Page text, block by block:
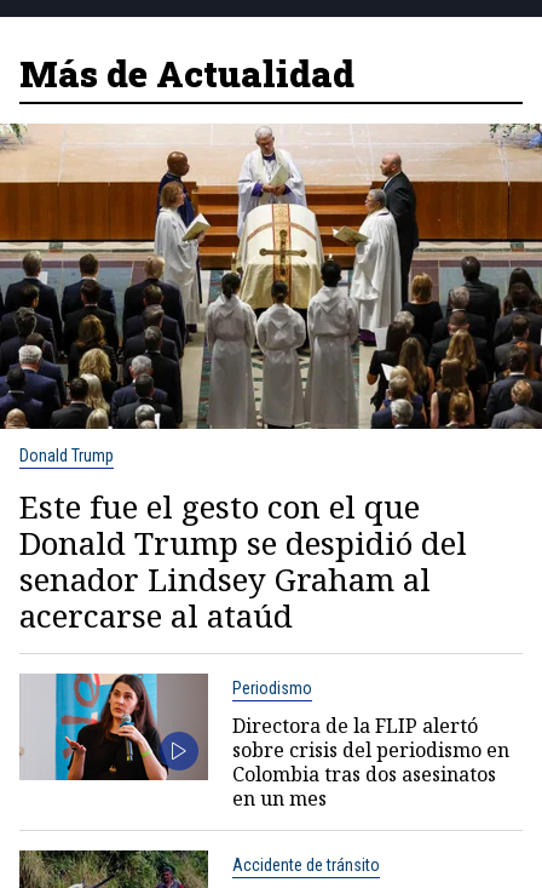
Más de Actualidad
Donald Trump
Este fue el gesto con el que
Donald Trump se despidió del
senador Lindsey Graham al
acercarse al ataúd
Periodismo
Directora de la FLIP alertó
sobre crisis del periodismo en
Colombia tras dos asesinatos
en un mes
Accidente de tránsito